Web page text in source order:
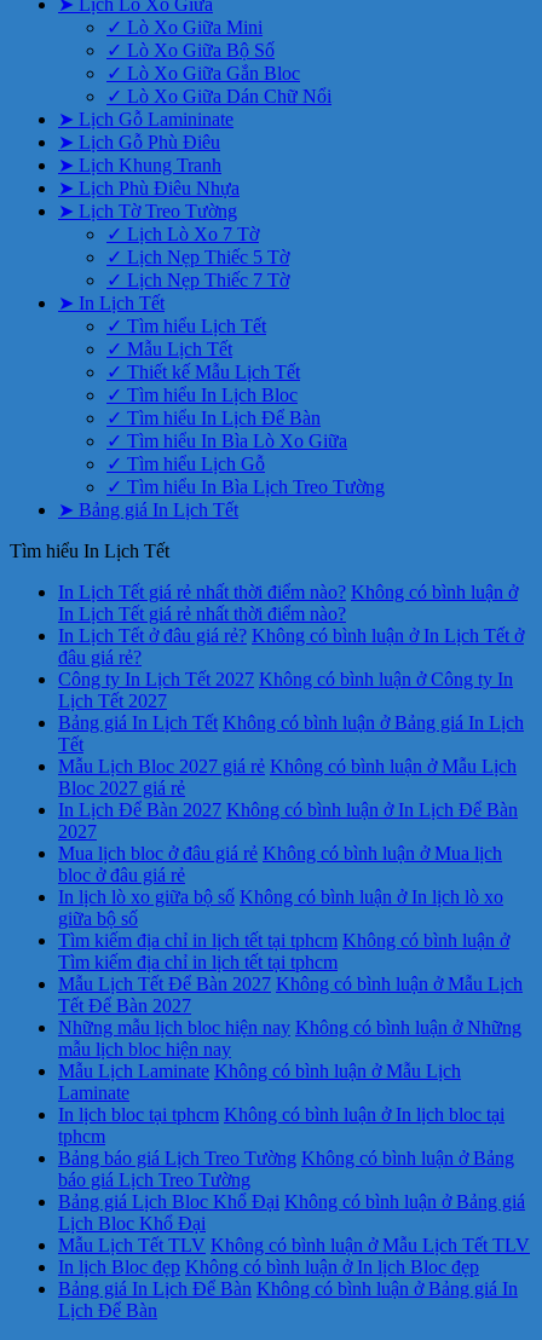
✓ Lò Xo Giữa Mini
✓ Lò Xo Giữa Bộ Số
✓ Lò Xo Giữa Gắn Bloc
✓ Lò Xo Giữa Dán Chữ Nổi
➤ Lịch Gỗ Lamininate
➤ Lịch Gỗ Phù Điêu
➤ Lịch Khung Tranh
➤ Lịch Phù Điêu Nhựa
➤ Lịch Tờ Treo Tường
✓ Lịch Lò Xo 7 Tờ
✓ Lịch Nẹp Thiếc 5 Tờ
✓ Lịch Nẹp Thiếc 7 Tờ
➤ In Lịch Tết
✓ Tìm hiểu Lịch Tết
✓ Mẫu Lịch Tết
✓ Thiết kế Mẫu Lịch Tết
✓ Tìm hiểu In Lịch Bloc
✓ Tìm hiểu In Lịch Để Bàn
✓ Tìm hiểu In Bìa Lò Xo Giữa
✓ Tìm hiểu Lịch Gỗ
✓ Tìm hiểu In Bìa Lịch Treo Tường
➤ Bảng giá In Lịch Tết
Tìm hiểu In Lịch Tết
In Lịch Tết giá rẻ nhất thời điểm nào? Không có bình luận ở
In Lịch Tết giá rẻ nhất thời điểm nào?
In Lịch Tết ở đâu giá rẻ? Không có bình luận ở In Lịch Tết ở
đâu giá rẻ?
Công ty In Lịch Tết 2027 Không có bình luận ở Công ty In
Lịch Tết 2027
Bảng giá In Lịch Tết Không có bình luận ở Bảng giá In Lịch
Tết
Mẫu Lịch Bloc 2027 giá rẻ Không có bình luận ở Mẫu Lịch
Bloc 2027 giá rẻ
In Lịch Để Bàn 2027 Không có bình luận ở In Lịch Để Bàn
2027
Mua lịch bloc ở đâu giá rẻ Không có bình luận ở Mua lịch
bloc ở đâu giá rẻ
In lịch lò xo giữa bộ số Không có bình luận ở In lịch lò xo
giữa bộ số
Tìm kiếm địa chỉ in lịch tết tại tphcm Không có bình luận ở
Tìm kiếm địa chỉ in lịch tết tại tphcm
Mẫu Lịch Tết Để Bàn 2027 Không có bình luận ở Mẫu Lịch
Tết Để Bàn 2027
Những mẫu lịch bloc hiện nay Không có bình luận ở Những
mẫu lịch bloc hiện nay
Mẫu Lịch Laminate Không có bình luận ở Mẫu Lịch
Laminate
In lịch bloc tại tphcm Không có bình luận ở In lịch bloc tại
tphcm
Bảng báo giá Lịch Treo Tường Không có bình luận ở Bảng
báo giá Lịch Treo Tường
Bảng giá Lịch Bloc Khổ Đại Không có bình luận ở Bảng giá
Lịch Bloc Khổ Đại
Mẫu Lịch Tết TLV Không có bình luận ở Mẫu Lịch Tết TLV
In lịch Bloc đẹp Không có bình luận ở In lịch Bloc đẹp
Bảng giá In Lịch Để Bàn Không có bình luận ở Bảng giá In
Lịch Để Bàn